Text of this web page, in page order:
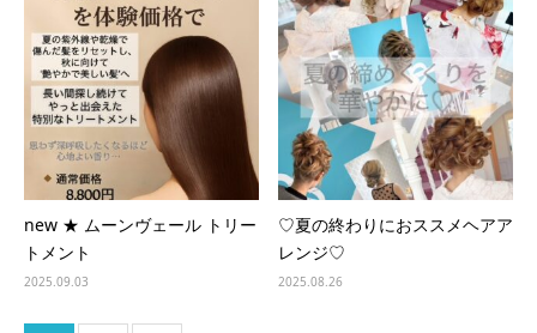
new ★ ムーンヴェール トリー
トメント
2025.09.03
♡夏の終わりにおススメヘアア
レンジ♡
2025.08.26